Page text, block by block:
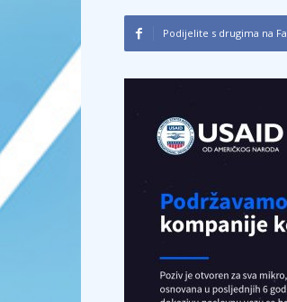
Podijelite s drugima na